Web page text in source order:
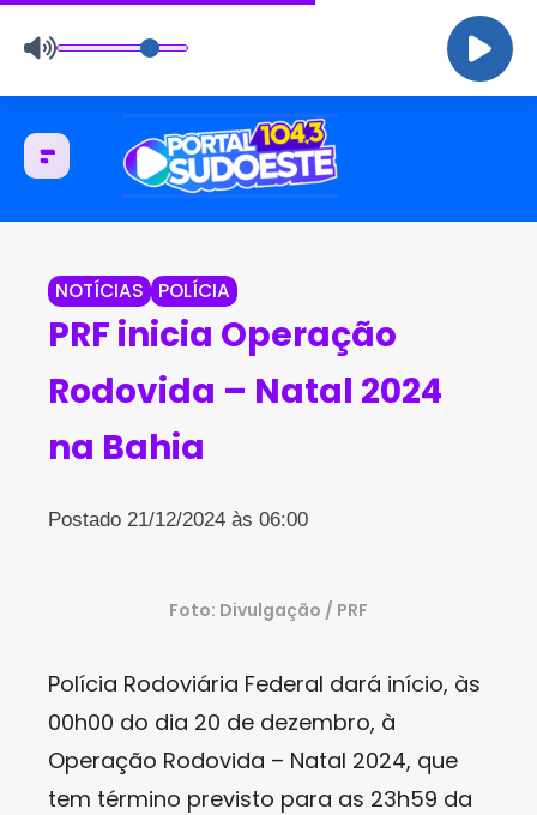
NOTÍCIAS POLÍCIA
PRF inicia Operação
Rodovida – Natal 2024
na Bahia
Postado 21/12/2024 às 06:00
Foto: Divulgação / PRF
Polícia Rodoviária Federal dará início, às
00h00 do dia 20 de dezembro, à
Operação Rodovida – Natal 2024, que
tem término previsto para as 23h59 da